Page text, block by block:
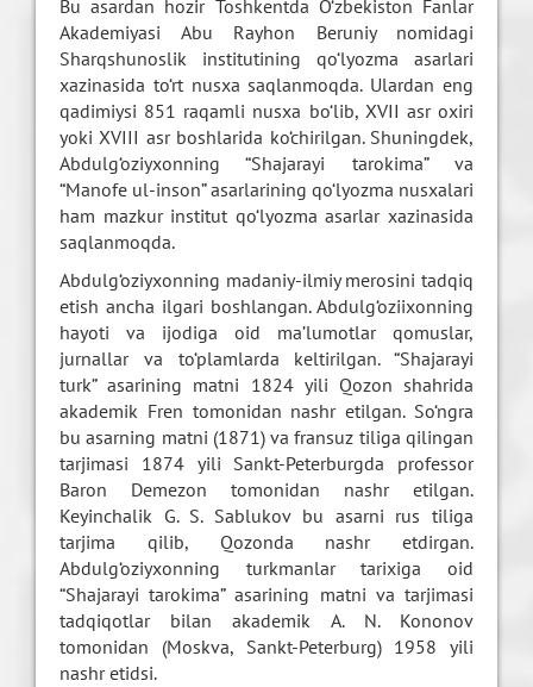
Bu asardan hozir Toshkentda O‘zbekiston Fanlar
Akademiyasi Abu Rayhon Beruniy nomidagi
Sharqshunoslik institutining qo‘lyozma asarlari
xazinasida to‘rt nusxa saqlanmoqda. Ulardan eng
qadimiysi 851 raqamli nusxa bo‘lib, XVII asr oxiri
yoki XVIII asr boshlarida ko‘chirilgan. Shuningdek,
Abdulg‘oziyxonning “Shajarayi tarokima” va
“Manofe ul-inson” asarlarining qo‘lyozma nusxalari
ham mazkur institut qo‘lyozma asarlar xazinasida
saqlanmoqda.
Abdulg‘oziyxonning madaniy-ilmiy merosini tadqiq
etish ancha ilgari boshlangan. Abdulg‘oziixonning
hayoti va ijodiga oid ma’lumotlar qomuslar,
jurnallar va to‘plamlarda keltirilgan. “Shajarayi
turk” asarining matni 1824 yili Qozon shahrida
akademik Fren tomonidan nashr etilgan. So‘ngra
bu asarning matni (1871) va fransuz tiliga qilingan
tarjimasi 1874 yili Sankt-Peterburgda professor
Baron Demezon tomonidan nashr etilgan.
Keyinchalik G. S. Sablukov bu asarni rus tiliga
tarjima qilib, Qozonda nashr etdirgan.
Abdulg‘oziyxonning turkmanlar tarixiga oid
“Shajarayi tarokima” asarining matni va tarjimasi
tadqiqotlar bilan akademik A. N. Kononov
tomonidan (Moskva, Sankt-Peterburg) 1958 yili
nashr etidsi.